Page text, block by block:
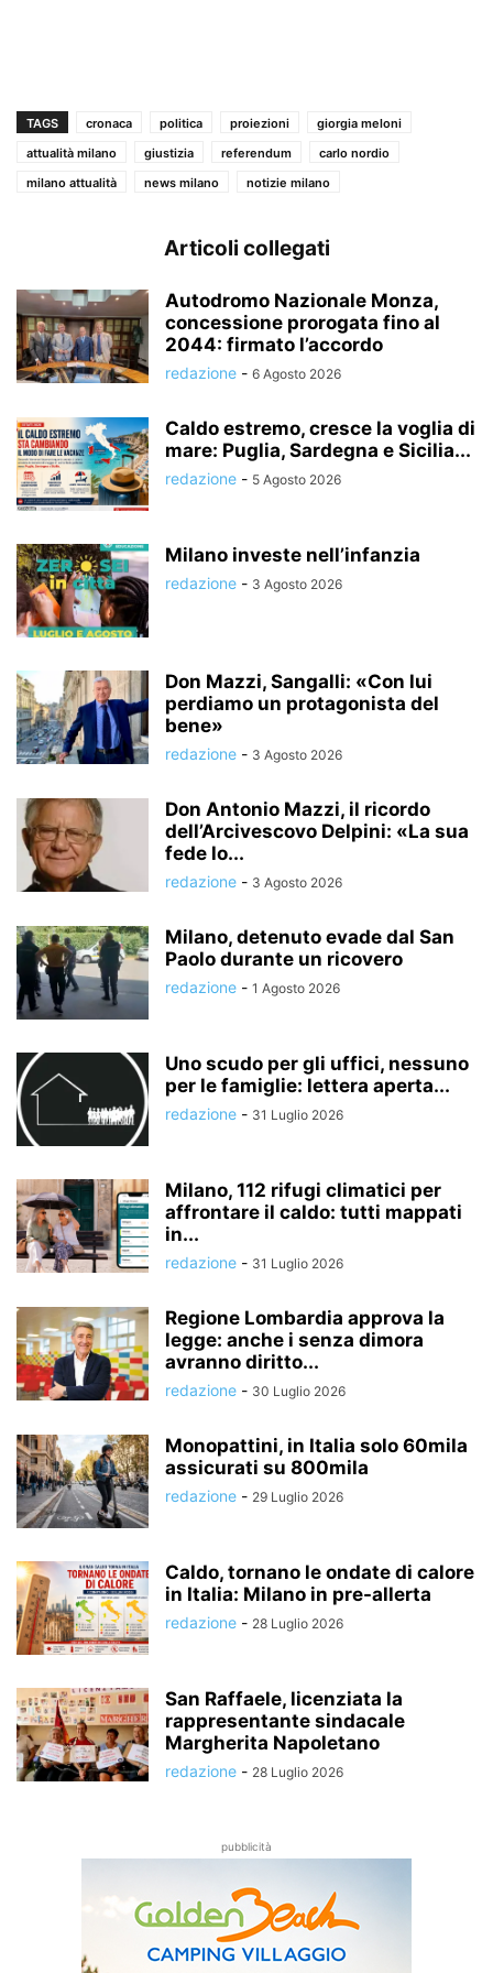
TAGS cronaca politica proiezioni
giorgia meloni
attualità milano
giustizia referendum
carlo nordio
milano attualità
news milano notizie milano
Articoli collegati
Autodromo Nazionale Monza,
concessione prorogata fino al
2044: firmato l’accordo
redazione - 6 Agosto 2026
Caldo estremo, cresce la voglia di
mare: Puglia, Sardegna e Sicilia...
redazione - 5 Agosto 2026
Milano investe nell’infanzia
redazione - 3 Agosto 2026
Don Mazzi, Sangalli: «Con lui
perdiamo un protagonista del
bene»
redazione - 3 Agosto 2026
Don Antonio Mazzi, il ricordo
dell’Arcivescovo Delpini: «La sua
fede lo...
redazione - 3 Agosto 2026
Milano, detenuto evade dal San
Paolo durante un ricovero
redazione - 1 Agosto 2026
Uno scudo per gli uffici, nessuno
per le famiglie: lettera aperta...
redazione - 31 Luglio 2026
Milano, 112 rifugi climatici per
affrontare il caldo: tutti mappati
in...
redazione - 31 Luglio 2026
Regione Lombardia approva la
legge: anche i senza dimora
avranno diritto...
redazione - 30 Luglio 2026
Monopattini, in Italia solo 60mila
assicurati su 800mila
redazione - 29 Luglio 2026
Caldo, tornano le ondate di calore
in Italia: Milano in pre-allerta
redazione - 28 Luglio 2026
San Raffaele, licenziata la
rappresentante sindacale
Margherita Napoletano
redazione - 28 Luglio 2026
pubblicità